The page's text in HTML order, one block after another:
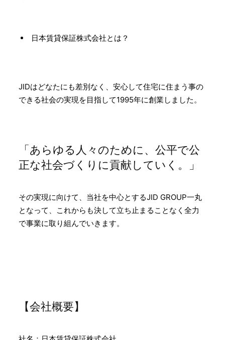
日本賃貸保証株式会社とは？
JIDはどなたにも差別なく、安心して住宅に住まう事の
できる社会の実現を目指して1995年に創業しました。
「あらゆる人々のために、公平で公
正な社会づくりに貢献していく。」
その実現に向けて、当社を中心とするJID GROUP一丸
となって、これからも決して立ち止まることなく全力
で事業に取り組んでいきます。
【会社概要】